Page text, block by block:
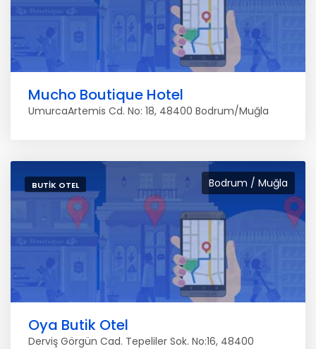
Mucho Boutique Hotel
UmurcaArtemis Cd. No: 18, 48400 Bodrum/Muğla
Bodrum / Muğla
BUTIK OTEL
Oya Butik Otel
Derviş Görgün Cad. Tepeliler Sok. No:16, 48400